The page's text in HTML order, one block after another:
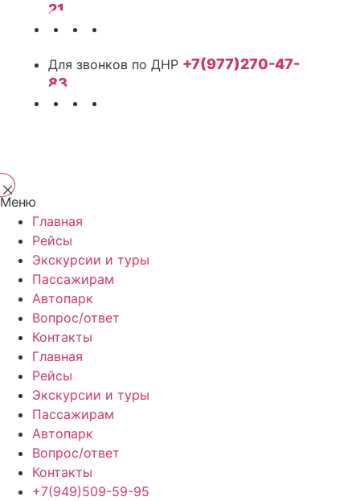
21
+7(977)270-47-
83
Меню
Главная
Рейсы
Экскурсии и туры
Пассажирам
Автопарк
Вопрос/ответ
Контакты
Главная
Рейсы
Экскурсии и туры
Пассажирам
Автопарк
Вопрос/ответ
Контакты
+7(949)509-59-95